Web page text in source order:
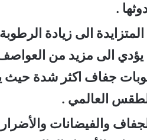
.
الى زيادة
الى مزيد من العواصف
جفاف اكثر شدة حيث
العالمي .
والفيضانات